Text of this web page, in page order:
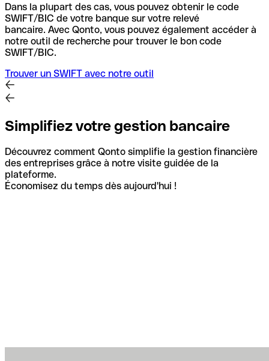
Dans la plupart des cas, vous pouvez obtenir le code
SWIFT/BIC de votre banque sur votre relevé
bancaire. Avec Qonto, vous pouvez également accéder à
notre outil de recherche pour trouver le bon code
SWIFT/BIC.
Trouver un SWIFT avec notre outil
Simplifiez votre gestion bancaire
Découvrez comment Qonto simplifie la gestion financière
des entreprises grâce à notre visite guidée de la
plateforme.
Économisez du temps dès aujourd'hui !